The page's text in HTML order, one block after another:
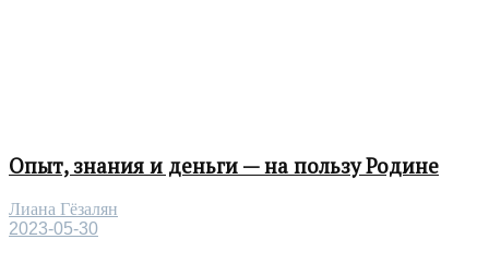
Опыт, знания и деньги — на пользу Родине
Лиана Гёзалян
2023-05-30